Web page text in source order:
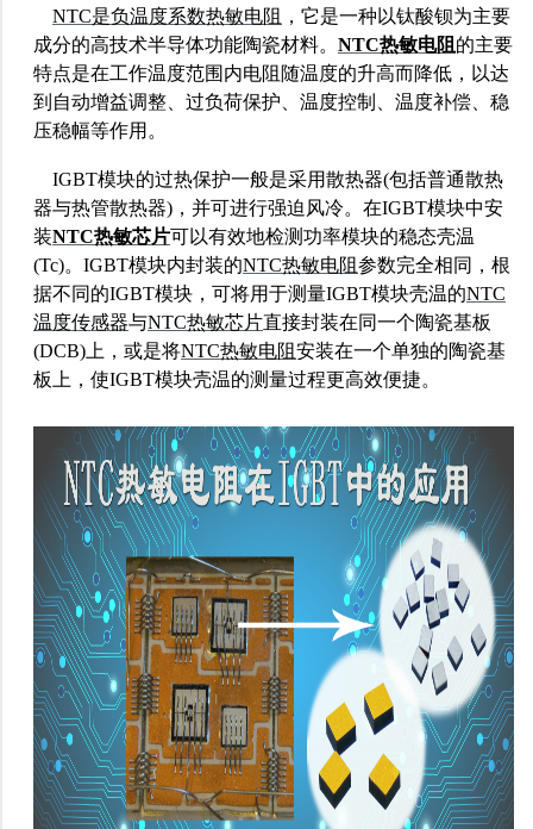
NTC是负温度系数热敏电阻 ，它是一种以钛酸钡为主要
成分的高技术半导体功能陶瓷材料。 NTC热敏电阻 的主要
特点是在工作温度范围内电阻随温度的升高而降低，以达
到自动增益调整、过负荷保护、温度控制、温度补偿、稳
压稳幅等作用。
IGBT模块的过热保护一般是采用散热器(包括普通散热
器与热管散热器)，并可进行强迫风冷。在IGBT模块中安
装NTC热敏芯片可以有效地检测功率模块的稳态壳温
(Tc)。IGBT模块内封装的NTC热敏电阻参数完全相同，根
据不同的IGBT模块，可将用于测量IGBT模块壳温的NTC
温度传感器与NTC热敏芯片直接封装在同一个陶瓷基板
(DCB)上，或是将NTC热敏电阻安装在一个单独的陶瓷基
板上，使IGBT模块壳温的测量过程更高效便捷。